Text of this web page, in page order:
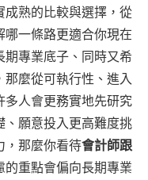
熟的比較與選擇，從
一條路更適合你現在
專業底子、同時又希
麼從可執行性、進入
人會更務實地先研究
願意投入更高難度挑
，那麼你看待會計師跟
重點會偏向長期專業